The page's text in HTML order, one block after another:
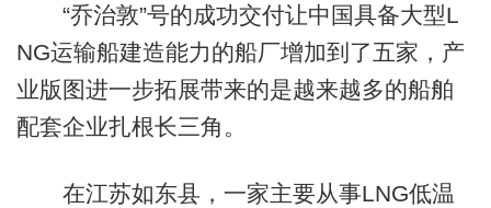
“乔治敦”号的成功交付让中国具备大型L
NG运输船建造能力的船厂增加到了五家，产
业版图进一步拓展带来的是越来越多的船舶
配套企业扎根长三角。
在江苏如东县，一家主要从事LNG低温